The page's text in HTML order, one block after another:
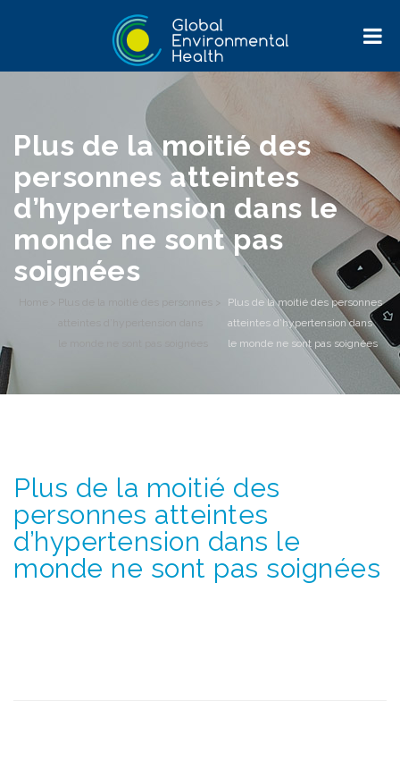
Plus de la moitié des
personnes atteintes
d’hypertension dans le
monde ne sont pas
soignées
Plus de la moitié des personnes
atteintes d’hypertension dans
le monde ne sont pas soignées
Plus de la moitié des
personnes atteintes
d’hypertension dans le
monde ne sont pas soignées